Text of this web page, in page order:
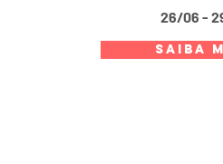
26/06 -
SAIBA